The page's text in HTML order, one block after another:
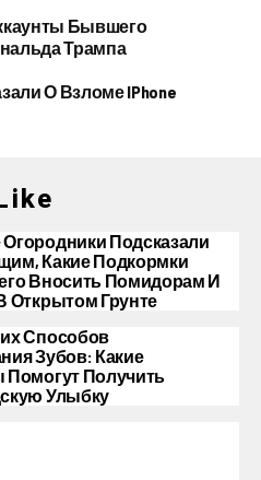
Бывшего
Трампа
О Взломе IPhone
Подсказали
Какие Подкормки
Вносить Помидорам И
Открытом Грунте
Способов
Зубов: Какие
Помогут Получить
Улыбку